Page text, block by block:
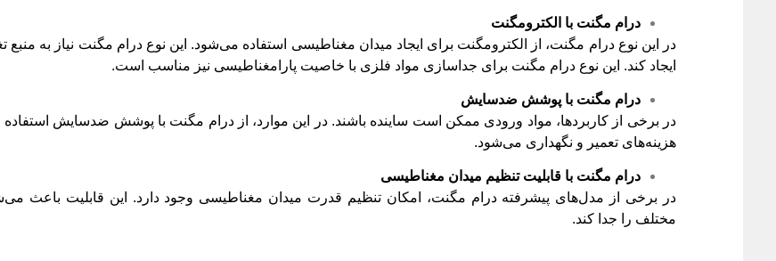
درام مگنت با الکترومگنت
در این نوع درام مگنت، از الکترومگنت برای ایجاد میدان مغناطیسی استفاده می‌شود. این نوع درام مگنت نیاز به
ایجاد کند. این نوع درام مگنت برای جداسازی مواد فلزی با خاصیت پارامغناطیسی نیز مناسب است.
درام مگنت با پوشش ضدسایش
در برخی از کاربردها، مواد ورودی ممکن است ساینده باشند. در این موارد، از درام مگنت با پوشش ضدسایش
هزینه‌های تعمیر و نگهداری می‌شود.
درام مگنت با قابلیت تنظیم میدان مغناطیسی
در برخی از مدل‌های پیشرفته درام مگنت، امکان تنظیم قدرت میدان مغناطیسی وجود دارد. این قابلیت باعث
مختلف را جدا کند.